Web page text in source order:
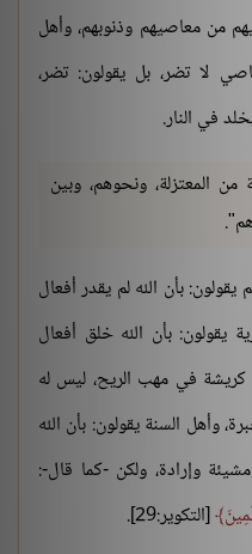
من معاصيهم وذنوبهم، وأهل
لا تضر، بل يقولون: تضر،
في النار.
المعتزلة، ونحوهم، وبين
يقولون: بأن الله لم يقدر أفعال
يقولون: بأن الله خلق أفعال
كريشة في مهب الريح، ليس له
وأهل السنة يقولون: بأن الله
وإرادة، ولكن -كما قال-:
[التكوير:29].